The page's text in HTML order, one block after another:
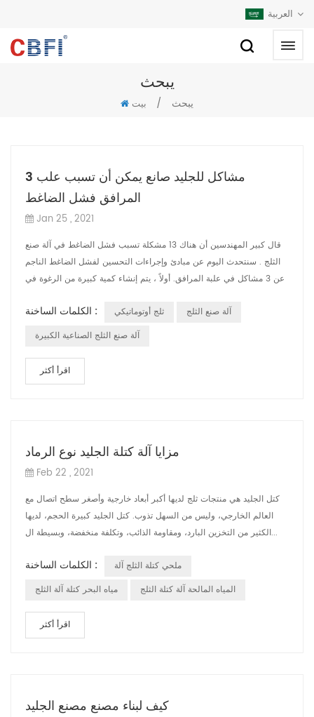
العربية
يبحث
بيت / يبحث
3 مشاكل للجليد صانع يمكن أن تسبب علب
المرافق فشل الضاغط
Jan 25 , 2021
قال كبير المهندسين أن هناك 13 مشكلة تسبب فشل الضاغط في آلة صنع
الثلج . سنتحدث اليوم عن مبادئ وإجراءات التحسين لفشل الضاغط الناجم
عن 3 مشاكل في علبة المرافق. أولاً ، يتم إنشاء كمية كبيرة من الرغوة في
الكلمات الساخنة : ثلج أوتوماتيكي
آلة صنع الثلج
آلة صنع الثلج الصناعية الكبيرة
اقرأ أكثر
مزايا آلة كتلة الجليد نوع الرماد
Feb 22 , 2021
كتل الجليد هي منتجات ثلج لديها أكبر أبعاد خارجية وأصغر سطح اتصال مع
العالم الخارجي، وليس من السهل تذوب. كتل الجليد كبيرة الحجم، لديها
الكثير من التخزين البارد، ومقاومة الذائب، وتكلفة منخفضة، وبسيطة ال...
الكلمات الساخنة :
ملحي كتلة الثلج آلة
مياه البحر كتلة آلة الثلج
المياه المالحة آلة كتلة الثلج
اقرأ أكثر
كيف لبناء مصنع مصنع الجليد